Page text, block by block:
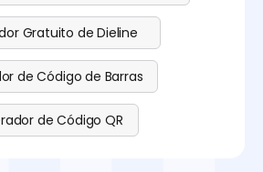
Gratuito de Dieline
de Código de Barras
de Código QR